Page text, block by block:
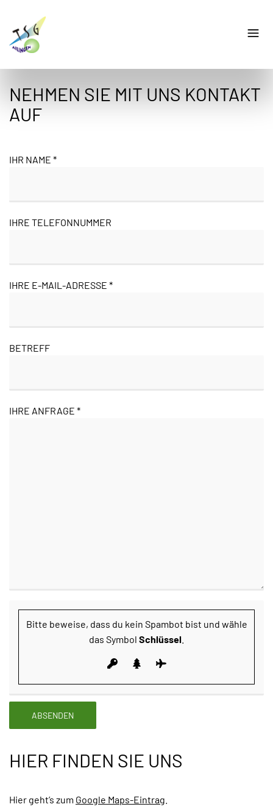
NEHMEN SIE MIT UNS KONTAKT
AUF
IHR NAME *
IHRE TELEFONNUMMER
IHRE E-MAIL-ADRESSE *
BETREFF
IHRE ANFRAGE *
Bitte beweise, dass du kein Spambot bist und wähle
das Symbol Schlüssel
HIER FINDEN SIE UNS
Hier geht’s zum Google Maps-Eintrag